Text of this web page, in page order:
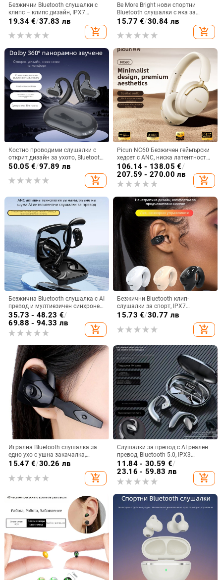
Безжични Bluetooth слушалки с
клипс – клипс дизайн, IPX7
водоустойчивост, Bluetooth 5.4,
обхват 15 м, живот на батерията
над 8 ч
19.34€/37.83 лв
add_shopping_cart
Be More Bright нови спортни
Bluetooth слушалки с яка за
врата, дълга автономия,
водоустойчиви, шумопотискане
за бягане
15.77 €/30.84 лв
add_shopping_cart
Костно проводими слушалки с
открит дизайн за ухото, Bluetooth
5.4, обхват 10 м, IPX7
водоустойчивост, над 8 часа
работа
50.05 €/97.89 лв
add_shopping_cart
Picun NC60 Безжичен геймърски
хедсет с ANC, ниска латентност
за киберспорт, Bluetooth 5.4,
живот на батерията над 8 часа,
обхват 10 м
106.14 - 138.05 €/
207.59 - 270.00 лв
add_shopping_cart
Безжична Bluetooth слушалка с AI
превод и мултиезичен синхронен
превод, ANC шумопотискане,
обхват до 10 m, Bluetooth 5.0,
IPX4, вграден стерео звук, 4–8 ч
батерия
35.73 - 48.23 €/
69.88 - 94.33 лв
add_shopping_cart
Безжични Bluetooth клип-
слушалки за спорт, IPX7
водоустойчиви, обхват до 10 м,
Bluetooth 5.0, живот на батерията
4–8 ч, ниска латентност за игри
15.73 €/30.77 лв
add_shopping_cart
Игрална Bluetooth слушалка за
едно ухо с ушна закачалка,
Bluetooth 5.0, живот на батерията
над 8 ч, IPX3 водоустойчивост
15.47 €/30.26 лв
add_shopping_cart
Слушалки за превод с AI реален
превод, Bluetooth 5.0, IPX3
водоустойчиви, обхват 15 м, 4–8
ч живот на батерията
11.84 - 30.59 €/
23.16 - 59.83 лв
add_shopping_cart